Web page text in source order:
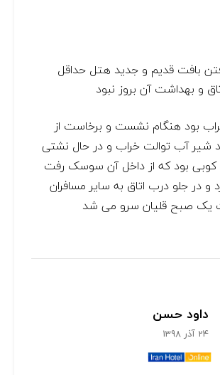
بافت قدیم و جدید هتل حداقل
و بهداشت آن بروز نبود
بود هنگام نشست و برخاست از
شیر آب توالت خراب و در حال نشتی
کوبی بود که از داخل آن سوسک رفت
و در جلو درب اتاق به سایر مسافران
یک صبح قلیان سرو می شد
داود حسن
24 آذر 1398